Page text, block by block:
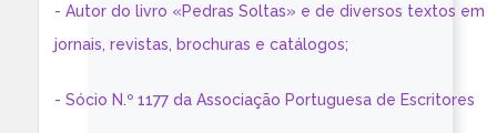
- Autor do livro «Pedras Soltas» e de diversos textos em
jornais, revistas, brochuras e catálogos;
- Sócio N.º 1177 da Associação Portuguesa de Escritores